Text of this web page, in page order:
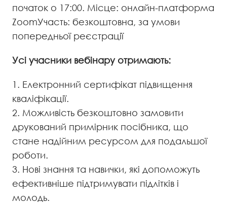
початок о 17:00. Місце: онлайн-платформа
ZoomУчасть: безкоштовна, за умови
попередньої реєстрації
Усі учасники вебінару отримають:
Електронний сертифікат підвищення
кваліфікації.
Можливість безкоштовно замовити
друкований примірник посібника, що
стане надійним ресурсом для подальшої
роботи.
Нові знання та навички, які допоможуть
ефективніше підтримувати підлітків і
молодь.